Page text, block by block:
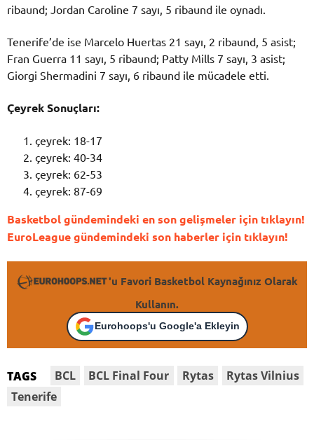
ribaund; Jordan Caroline 7 sayı, 5 ribaund ile oynadı.
Tenerife’de ise Marcelo Huertas 21 sayı, 2 ribaund, 5 asist;
Fran Guerra 11 sayı, 5 ribaund; Patty Mills 7 sayı, 3 asist;
Giorgi Shermadini 7 sayı, 6 ribaund ile mücadele etti.
Çeyrek Sonuçları:
çeyrek: 18-17
çeyrek: 40-34
çeyrek: 62-53
çeyrek: 87-69
Basketbol gündemindeki en son gelişmeler için tıklayın!
EuroLeague gündemindeki son haberler için tıklayın!
'u Favori Basketbol Kaynağınız Olarak
Kullanın.
Eurohoops'u Google'a Ekleyin
TAGS BCL BCL Final Four Rytas
Rytas Vilnius
Tenerife